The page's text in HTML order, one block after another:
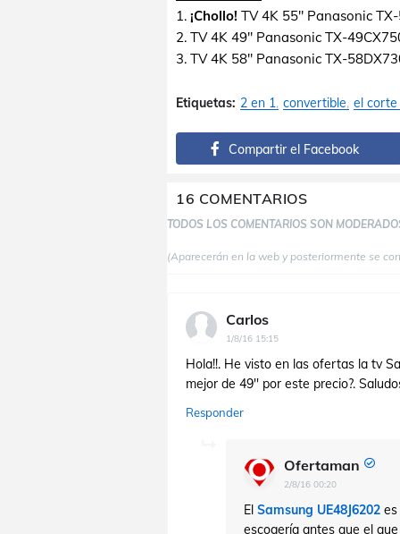
1. ¡Chollo! TV 4K 55" Panasonic
2. TV 4K 49" Panasonic TX-
3. TV 4K 58" Panasonic TX-
Etiquetas: 2 en 1 convertible el corte
Compartir el Facebook
16 COMENTARIOS
TODOS LOS COMENTARIOS SON
(Aparecerán en la web y posteriormente se
Carlos
1/8/16 15:15
Hola!!. He visto en las ofertas la tv
mejor de 49'' por este precio?.
Responder
Ofertaman
2/8/16 00:20
El Samsung UE48J6202
escogería antes que el